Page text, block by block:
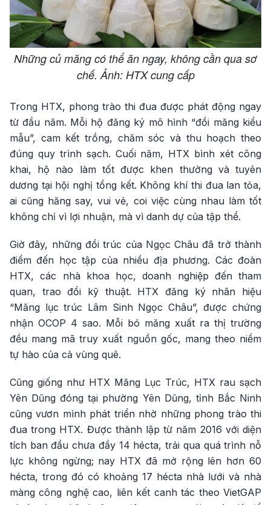
Những củ măng có thể ăn ngay, không cần qua sơ
chế. Ảnh: HTX cung cấp
Trong HTX, phong trào thi đua được phát động ngay
từ đầu năm. Mỗi hộ đăng ký mô hình “đồi măng kiểu
mẫu”, cam kết trồng, chăm sóc và thu hoạch theo
đúng quy trình sạch. Cuối năm, HTX bình xét công
khai, hộ nào làm tốt được khen thưởng và tuyên
dương tại hội nghị tổng kết. Không khí thi đua lan tỏa,
ai cũng hăng say, vui vẻ, coi việc cùng nhau làm tốt
không chỉ vì lợi nhuận, mà vì danh dự của tập thể.
Giờ đây, những đồi trúc của Ngọc Châu đã trở thành
điểm đến học tập của nhiều địa phương. Các đoàn
HTX, các nhà khoa học, doanh nghiệp đến tham
quan, trao đổi kỹ thuật. HTX đăng ký nhãn hiệu
“Măng lục trúc Lâm Sinh Ngọc Châu”, được chứng
nhận OCOP 4 sao. Mỗi bó măng xuất ra thị trường
đều mang mã truy xuất nguồn gốc, mang theo niềm
tự hào của cả vùng quê.
Cũng giống như HTX Măng Lục Trúc, HTX rau sạch
Yên Dũng đóng tại phường Yên Dũng, tỉnh Bắc Ninh
cũng vươn mình phát triển nhờ những phong trào thi
đua trong HTX. Được thành lập từ năm 2016 với diện
tích ban đầu chưa đầy 14 hécta, trải qua quá trình nỗ
lực không ngừng; nay HTX đã mở rộng lên hơn 60
hécta, trong đó có khoảng 17 hécta nhà lưới và nhà
màng công nghệ cao, liên kết canh tác theo VietGAP